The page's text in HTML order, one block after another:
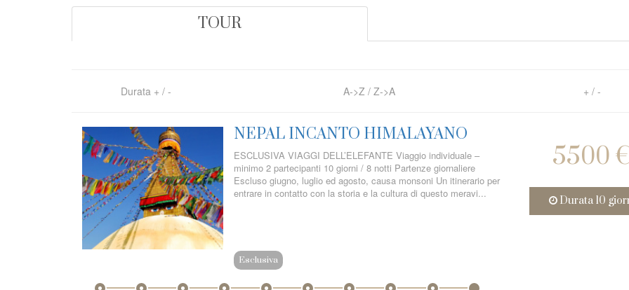
TOUR
Durata + / - A->Z / Z->A +/-
NEPAL INCANTO HIMALAYANO
ESCLUSIVA VIAGGI DELL’ELEFANTE Viaggio individuale –
minimo 2 partecipanti 10 giorni / 8 notti Partenze giornaliere
Escluso giugno, luglio ed agosto, causa monsoni Un itinerario per
entrare in contatto con la storia e la cultura di questo meravi...
Esclusiva
5500
Durata 10